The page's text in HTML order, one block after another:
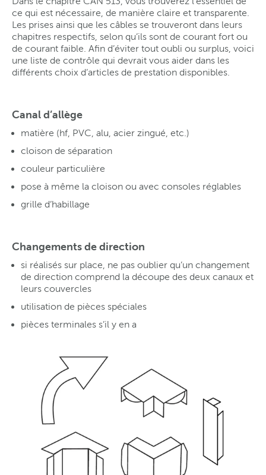
ce qui est nécessaire, de manière claire et transparente.
Les prises ainsi que les câbles se trouveront dans leurs
chapitres respectifs, selon qu’ils sont de courant fort ou
de courant faible. Afin d’éviter tout oubli ou surplus, voici
une liste de contrôle qui devrait vous aider dans les
différents choix d’articles de prestation disponibles.
Canal d’allège
matière (hf, PVC, alu, acier zingué, etc.)
cloison de séparation
couleur particulière
pose à même la cloison ou avec consoles réglables
grille d’habillage
Changements de direction
si réalisés sur place, ne pas oublier qu’un changement
de direction comprend la découpe des deux canaux et
leurs couvercles
utilisation de pièces spéciales
pièces terminales s’il y en a